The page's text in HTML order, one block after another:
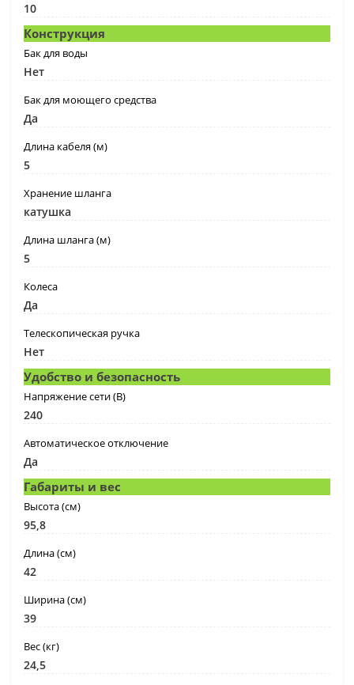
10
Конструкция
Бак для воды
Нет
Бак для моющего средства
Да
Длина кабеля (м)
5
Хранение шланга
катушка
Длина шланга (м)
5
Колеса
Да
Телескопическая ручка
Нет
Удобство и безопасность
Напряжение сети (В)
240
Автоматическое отключение
Да
Габариты и вес
Высота (cм)
95,8
Длина (cм)
42
Ширина (cм)
39
Вес (кг)
24,5